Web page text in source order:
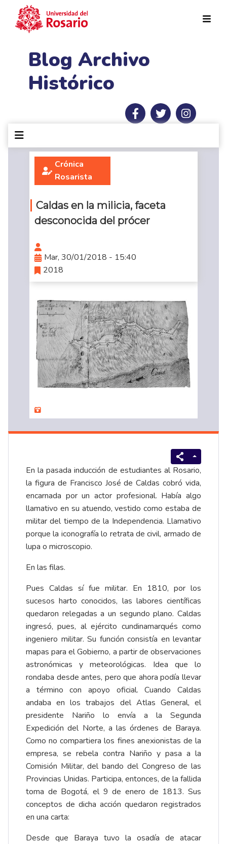
Blog Archivo
Histórico
Crónica
Rosarista
Caldas en la milicia, faceta
desconocida del prócer
Mar, 30/01/2018 - 15:40
2018
En la pasada inducción de estudiantes al Rosario,
la figura de Francisco José de Caldas cobró vida,
encarnada por un actor profesional. Había algo
llamativo en su atuendo, vestido como estaba de
militar del tiempo de la Independencia. Llamativo
porque la iconografía lo retrata de civil, armado de
lupa o microscopio.
En las filas.
Pues Caldas sí fue militar. En 1810, por los
sucesos harto conocidos, las labores científicas
quedaron relegadas a un segundo plano. Caldas
ingresó, pues, al ejército cundinamarqués como
ingeniero militar. Su función consistía en levantar
mapas para el Gobierno, a partir de observaciones
astronómicas y meteorológicas. Idea que lo
rondaba desde antes, pero que ahora podía llevar
a término con apoyo oficial. Cuando Caldas
andaba en los trabajos del Atlas General, el
presidente Nariño lo envía a la Segunda
Expedición del Norte, a las órdenes de Baraya.
Como no compartiera los fines anexionistas de la
empresa, se rebela contra Nariño y pasa a la
Comisión Militar, del bando del Congreso de las
Provincias Unidas. Participa, entonces, de la fallida
toma de Bogotá, el 9 de enero de 1813. Sus
conceptos de dicha acción quedaron registrados
en una carta:
Desde que Baraya tuvo la osadía de atacar